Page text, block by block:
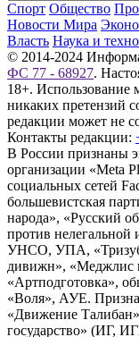
Спорт Общество
Новости Мира
Власть Наука и
© 2014-2024
ФС 77 - 68927.
18+. Использование
никаких претензий
редакции может не
Контакты редакции:
В России признаны
организации «Meta
социальных сетей
большевистская
народа», «Русский
против
УНСО, УПА, «Тризуб
дивижн», «Меджлис
«Артподготовка»,
«Воля», АУЕ.
«Движение
государство» (ИГ,